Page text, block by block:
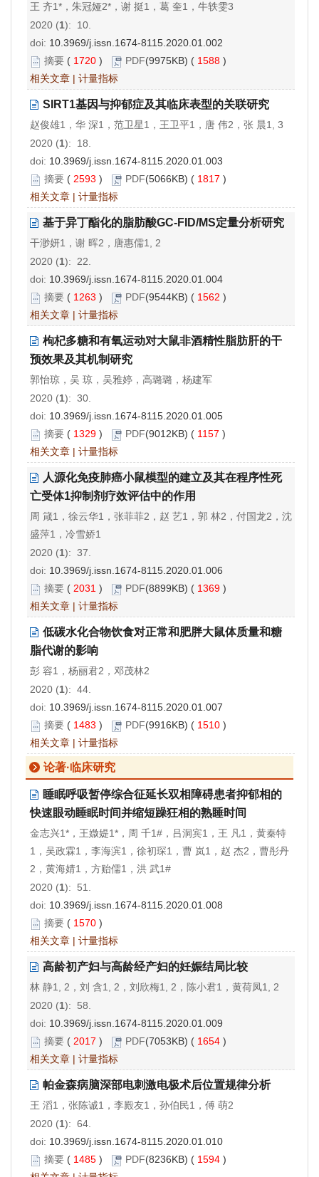
王 齐1*，朱冠娅2*，谢 挺1，葛 奎1，牛轶雯3
2020 (1): 10.
doi: 10.3969/j.issn.1674-8115.2020.01.002
摘要 ( 1720 ) PDF(9975KB) ( 1588 )
相关文章 | 计量指标
SIRT1基因与抑郁症及其临床表型的关联研究
赵俊雄1，华 深1，范卫星1，王卫平1，唐 伟2，张 晨1, 3
2020 (1): 18.
doi: 10.3969/j.issn.1674-8115.2020.01.003
摘要 ( 2593 ) PDF(5066KB) ( 1817 )
相关文章 | 计量指标
基于异丁酯化的脂肪酸GC-FID/MS定量分析研究
干渺妍1，谢 晖2，唐惠儒1, 2
2020 (1): 22.
doi: 10.3969/j.issn.1674-8115.2020.01.004
摘要 ( 1263 ) PDF(9544KB) ( 1562 )
相关文章 | 计量指标
枸杞多糖和有氧运动对大鼠非酒精性脂肪肝的干
预效果及其机制研究
郭怡琼，吴 琼，吴雅婷，高璐璐，杨建军
2020 (1): 30.
doi: 10.3969/j.issn.1674-8115.2020.01.005
摘要 ( 1329 ) PDF(9012KB) ( 1157 )
相关文章 | 计量指标
人源化免疫肺癌小鼠模型的建立及其在程序性死
亡受体1抑制剂疗效评估中的作用
周 箴1，徐云华1，张菲菲2，赵 艺1，郭 林2，付国龙2，沈
盛萍1，冷雪娇1
2020 (1): 37.
doi: 10.3969/j.issn.1674-8115.2020.01.006
摘要 ( 2031 ) PDF(8899KB) ( 1369 )
相关文章 | 计量指标
低碳水化合物饮食对正常和肥胖大鼠体质量和糖
脂代谢的影响
彭 容1，杨丽君2，邓茂林2
2020 (1): 44.
doi: 10.3969/j.issn.1674-8115.2020.01.007
摘要 ( 1483 ) PDF(9916KB) ( 1510 )
相关文章 | 计量指标
论著·临床研究
睡眠呼吸暂停综合征延长双相障碍患者抑郁相的
快速眼动睡眠时间并缩短躁狂相的熟睡时间
金志兴1*，王媺媞1*，周 千1#，吕洞宾1，王 凡1，黄秦特
1，吴政霖1，李海滨1，徐初琛1，曹 岚1，赵 杰2，曹彤丹
2，黄海婧1，方贻儒1，洪 武1#
2020 (1): 51.
doi: 10.3969/j.issn.1674-8115.2020.01.008
摘要 ( 1570 )
相关文章 | 计量指标
高龄初产妇与高龄经产妇的妊娠结局比较
林 静1, 2，刘 含1, 2，刘欣梅1, 2，陈小君1，黄荷凤1, 2
2020 (1): 58.
doi: 10.3969/j.issn.1674-8115.2020.01.009
摘要 ( 2017 ) PDF(7053KB) ( 1654 )
相关文章 | 计量指标
帕金森病脑深部电刺激电极术后位置规律分析
王 滔1，张陈诚1，李殿友1，孙伯民1，傅 萌2
2020 (1): 64.
doi: 10.3969/j.issn.1674-8115.2020.01.010
摘要 ( 1485 ) PDF(8236KB) ( 1594 )